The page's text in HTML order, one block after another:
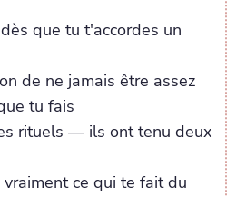
que tu t'accordes un
de ne jamais être assez
tu fais
rituels — ils ont tenu deux
ce qui te fait du